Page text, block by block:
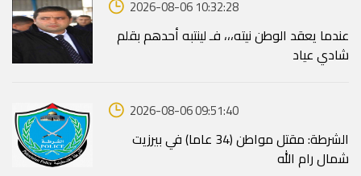
2026-08-06 10:32:28
عندما يعقد الوطن نيته،،، فـ لينتبه أحدهم بقلم
شادي عياد
2026-08-06 09:51:40
الشرطة: مقتل مواطن (34 عاما) في بيرزيت
شمال رام الله